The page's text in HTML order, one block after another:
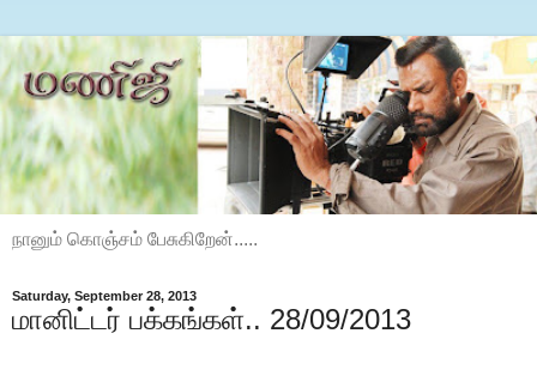
நானும் கொஞ்சம் பேசுகிறேன்.....
Saturday, September 28, 2013
மானிட்டர் பக்கங்கள்.. 28/09/2013